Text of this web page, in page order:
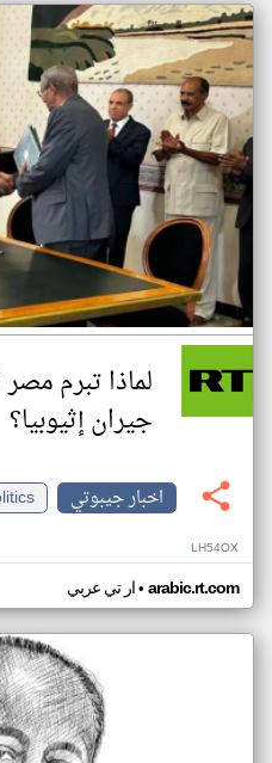
لماذا تبرم
جيران إثيوبيا؟
اخبار جيبوتي
LH54OX
ار تي عربي• arabic.rt.com